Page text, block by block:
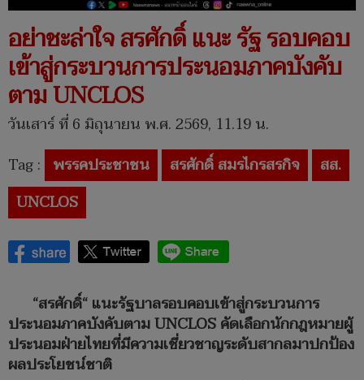
อย่าชะล่าใจ สรศักดิ์ แนะ รัฐ รอบคอบ
เข้าสู่กระบวนการประนอมภาคบังคับ
ตาม UNCLOS
วันเสาร์ ที่ 6 มิถุนายน พ.ศ. 2569, 11.19 น.
Tag : พรรคประชาชน สรศักดิ์ สมรไกรสรกิจ
สส.
UNCLOS
“สรศักดิ์“ แนะรัฐบาลรอบคอบเข้าสู่กระบวนการ
ประนอมภาคบังคับตาม UNCLOS คัดเลือกนักกฎหมายผู้
ประนอมฝ่ายไทยที่มีความเชี่ยวชาญระดับสากลมาปกป้อง
ผลประโยชน์ชาติ